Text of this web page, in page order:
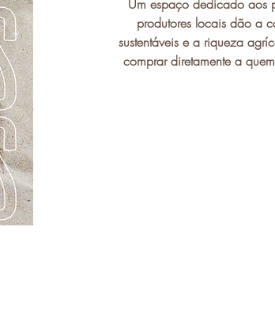
Um espaço dedicado aos
produtores locais dão a
sustentáveis e a riqueza
comprar diretamente a